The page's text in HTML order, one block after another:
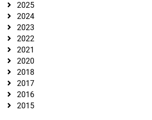
2025
2024
2023
2022
2021
2020
2018
2017
2016
2015